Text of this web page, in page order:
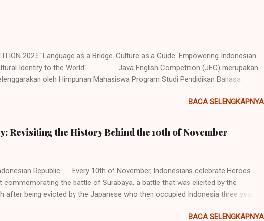
2025 "Language as a Bridge, Culture as a Guide: Empowering Indonesian
Identity to the World" Java English Competition (JEC) merupakan
oleh Himpunan Mahasiswa Program Studi Pendidikan Bahasa
i SMP/MTs/Sederajat, SMA/MA/Sederajat se-Jawa dan juga tingkat
tema "Language as a Bridge, Culture as a Guide: Empowering Indonesian
Identity to the World". Adapun jenis perlombaan yang akan diadakan ialah: 1.
tingkat SMP dan SMA/Sederajat se-Jawa. 2. Story Telling (Untuk siswa
BACA SELENGKAPNYA
Revisiting the History Behind the 10th of November
Republic Every 10th of November, Indonesians celebrate Heroes
commemorating the battle of Surabaya, a battle that was elicited by the
after being evicted by the Japanese who then occupied Indonesia three years
Hotel. Being a national day, the 10th of November surely has significance
BACA SELENGKAPNYA